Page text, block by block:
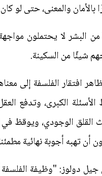
بالأمان والمعنى، حتى لو
البشر لا يحتملون
شيئًا من السكينة.
افتقار الفلسفة إلى
الكبرى، وتدفع
القلق الوجودي، ويوقظ في
أن تهبه أجوبة نهائية
دولوز: "وظيفة الفلسفة